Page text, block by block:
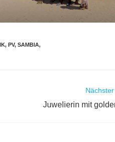
, PV, SAMBIA,
Juwelierin mit